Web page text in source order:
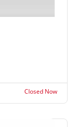
Closed Now